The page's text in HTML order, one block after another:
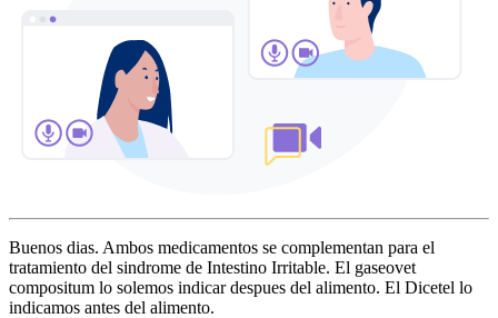
Buenos dias. Ambos medicamentos se complementan para el
tratamiento del sindrome de Intestino Irritable. El gaseovet
compositum lo solemos indicar despues del alimento. El Dicetel lo
indicamos antes del alimento.